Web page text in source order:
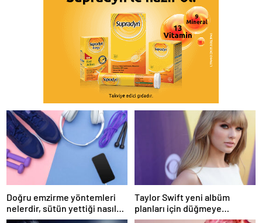
Doğru emzirme yöntemleri
nelerdir, sütün yettiği nasıl
anlaşılır?
Taylor Swift yeni albüm
planları için düğmeye
bastığını sosyal medyadan